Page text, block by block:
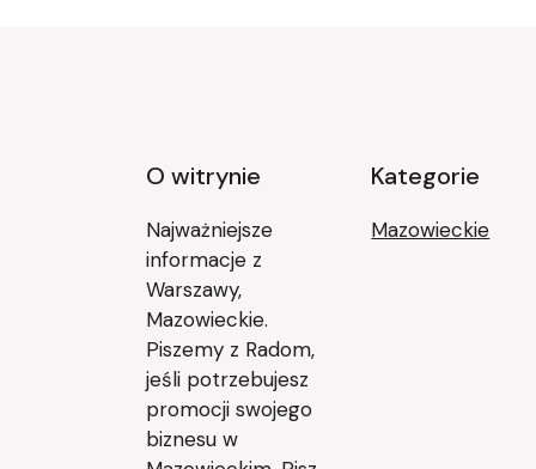
O witrynie
Najważniejsze
informacje z
Warszawy,
Mazowieckie.
Piszemy z Radom,
jeśli potrzebujesz
promocji swojego
biznesu w
Kategorie
Mazowieckie